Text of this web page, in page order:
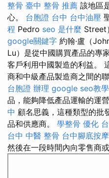
整骨 臺中 整骨 推薦 該地區
心。 台胞證 台中 台中油壓
程 Pedro seo 是什麼 Street
google關鍵字 約翰·盧（
Lu）是從中國購買產品的專
客戶利用中國製造的利益。
商和中級產品製造商之間的
台胞證 辦理 google seo教學
品，能夠降低產品運輸的運
中 顧名思義，這種類型的批
品和供應商。 學整骨 優化
台中 中醫 整骨 台中腳底按摩
然後在一段時間內向零售商